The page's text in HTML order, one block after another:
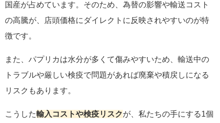
国産が占めています。そのため、為替の影響や輸送コスト
の高騰が、店頭価格にダイレクトに反映されやすいのが特
徴です。
また、パプリカは水分が多くて傷みやすいため、輸送中の
トラブルや厳しい検疫で問題があれば廃棄や積戻しになる
リスクもあります。
こうした輸入コストや検疫リスクが、私たちの手にする1個